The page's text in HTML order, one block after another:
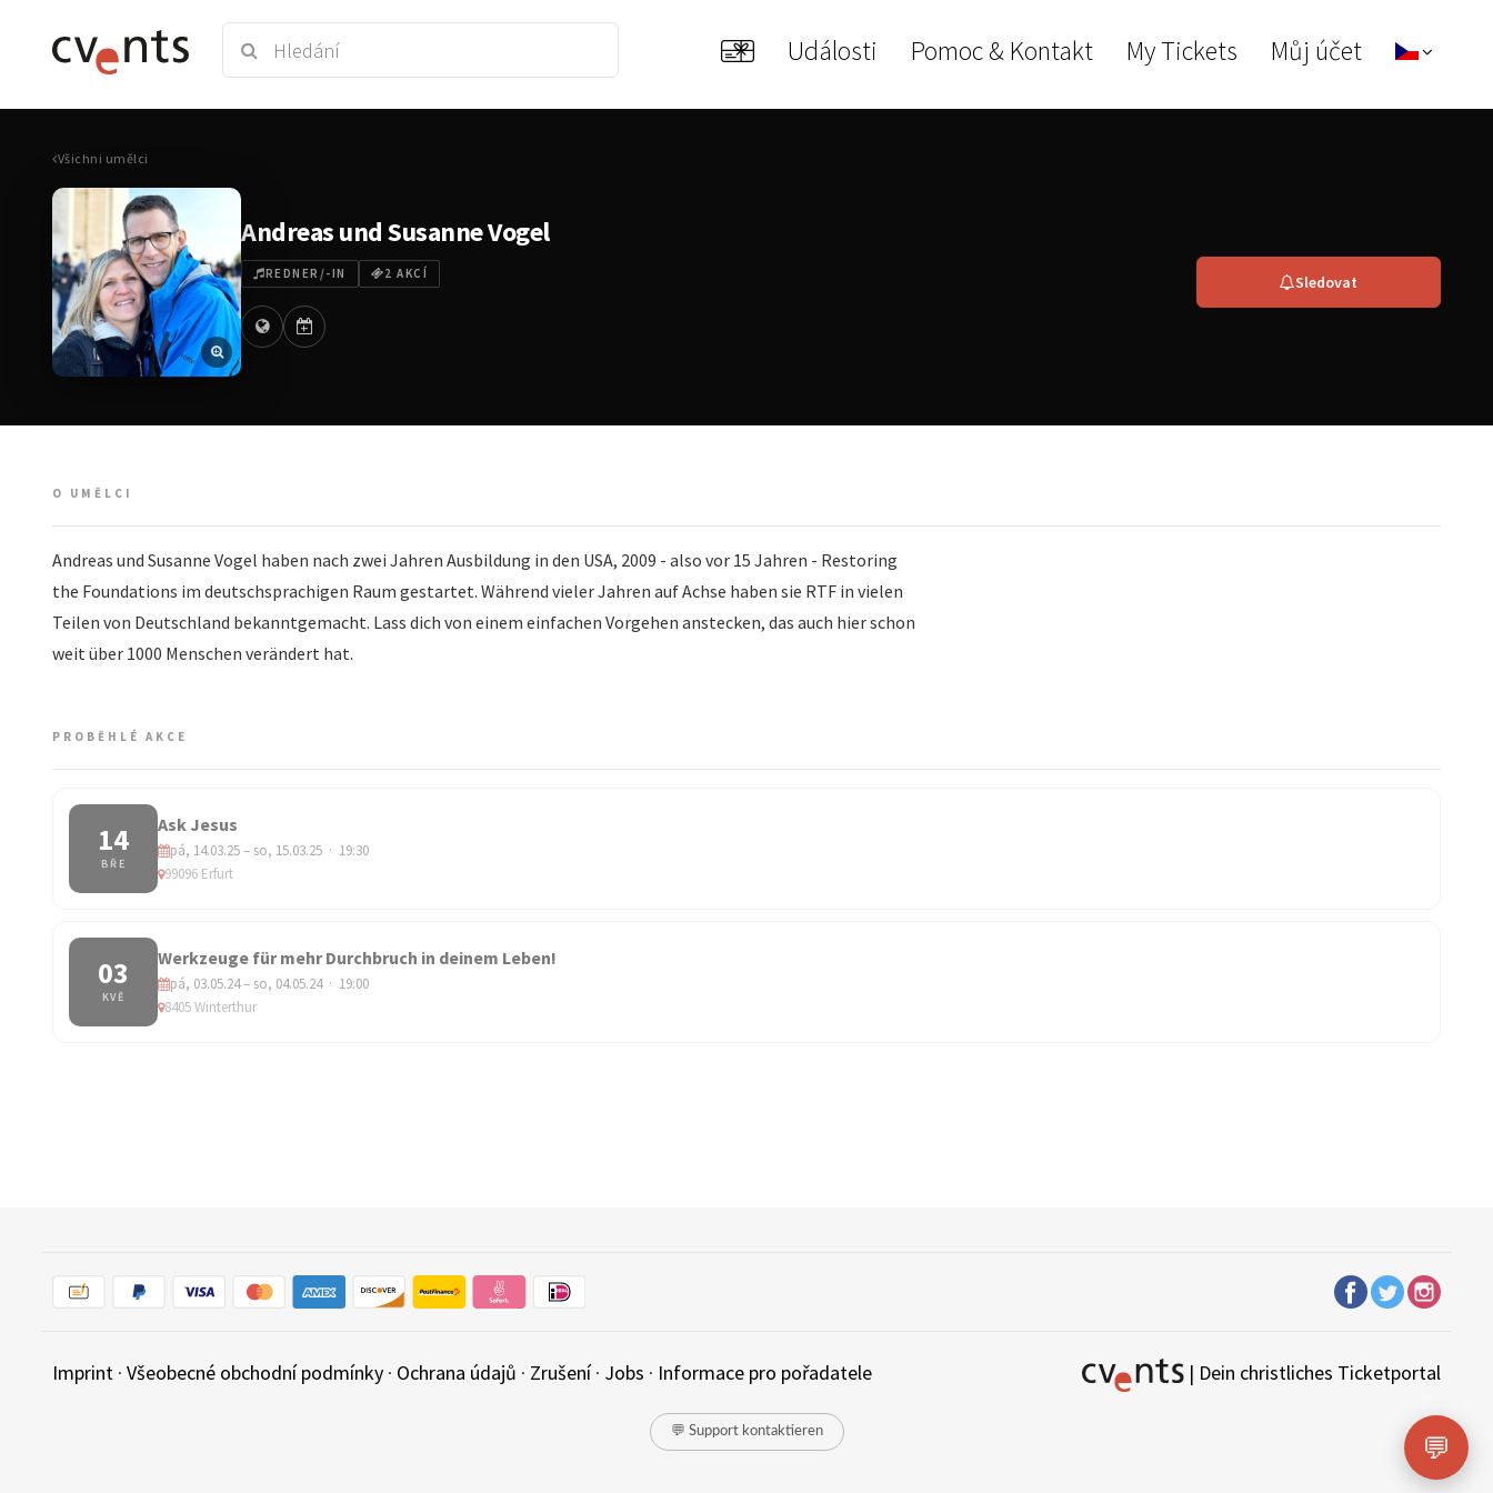
Události Pomoc & Kontakt My Tickets Můj účet
Všichni umělci
Andreas und Susanne Vogel
REDNER/-IN 2 AKCÍ Sledovat
O UMĚLCI
Andreas und Susanne Vogel haben nach zwei Jahren Ausbildung in den USA, 2009 - also vor 15 Jahren - Restoring
the Foundations im deutschsprachigen Raum gestartet. Während vieler Jahren auf Achse haben sie RTF in vielen
Teilen von Deutschland bekanntgemacht. Lass dich von einem einfachen Vorgehen anstecken, das auch hier schon
weit über 1000 Menschen verändert hat.
PROBĚHLÉ AKCE
14
BŘE
Ask Jesus
pá, 14.03.25 – so, 15.03.25 · 19:30
99096 Erfurt
03
KVĚ
Werkzeuge für mehr Durchbruch in deinem Leben!
pá, 03.05.24 – so, 04.05.24 · 19:00
8405 Winterthur
Imprint · Všeobecné obchodní podmínky · Ochrana údajů · Zrušení· Jobs · Informace pro pořadatele | Dein christliches Ticketportal
💬 Support kontaktieren 💬